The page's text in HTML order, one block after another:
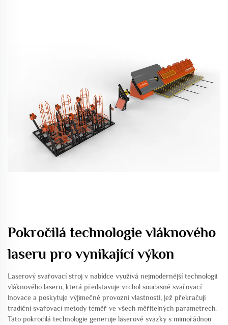
Pokročilá technologie vláknového
laseru pro vynikající výkon
Laserový svařovací stroj v nabídce využívá nejmodernější technologii
vláknového laseru, která představuje vrchol současné svařovací
inovace a poskytuje výjimečné provozní vlastnosti, jež překračují
tradiční svařovací metody téměř ve všech měřitelných parametrech.
Tato pokročilá technologie generuje laserové svazky s mimořádnou